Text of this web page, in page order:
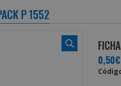
P 1552
0,50€